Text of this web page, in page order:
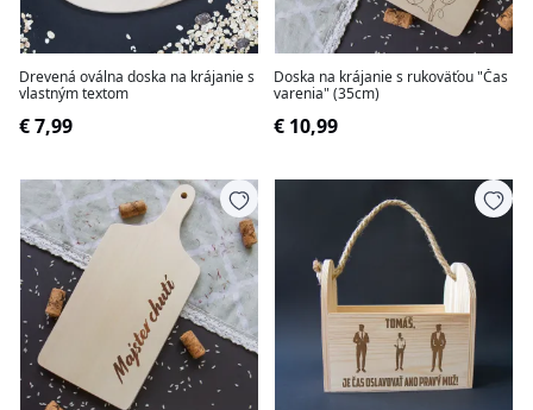
Drevená oválna doska na krájanie s
vlastným textom
€ 7,99
Doska na krájanie s rukoväťou "Čas
varenia" (35cm)
€ 10,99